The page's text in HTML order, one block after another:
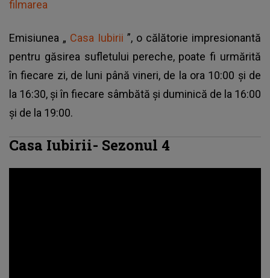
filmarea
Emisiunea „ Casa Iubirii ”, o călătorie impresionantă
pentru găsirea sufletului pereche, poate fi urmărită
în fiecare zi, de luni până vineri, de la ora 10:00 și de
la 16:30, și în fiecare sâmbătă și duminică de la 16:00
și de la 19:00.
Casa Iubirii- Sezonul 4